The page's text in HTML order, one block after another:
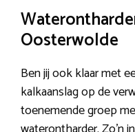
Oosterwolde
Ben jij ook klaar met
kalkaanslag op de
toenemende groep